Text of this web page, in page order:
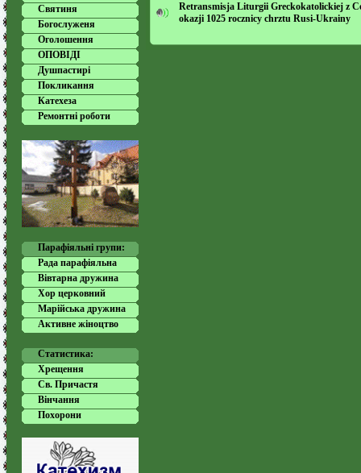
Святиня
Богослуженя
Оголошення
ОПОВІДІ
Душпастирі
Покликання
Катехеза
Ремонтні роботи
Парафіяльні групи:
Рада парафіяльна
Вівтарна дружина
Хор церковний
Марійська дружина
Активне жіноцтво
Статистика:
Хрещення
Cв. Причастя
Вінчання
Похорони
Retransmisja Liturgii Greckokatolickiej z
okazji 1025 rocznicy chrztu Rusi-Ukrainy